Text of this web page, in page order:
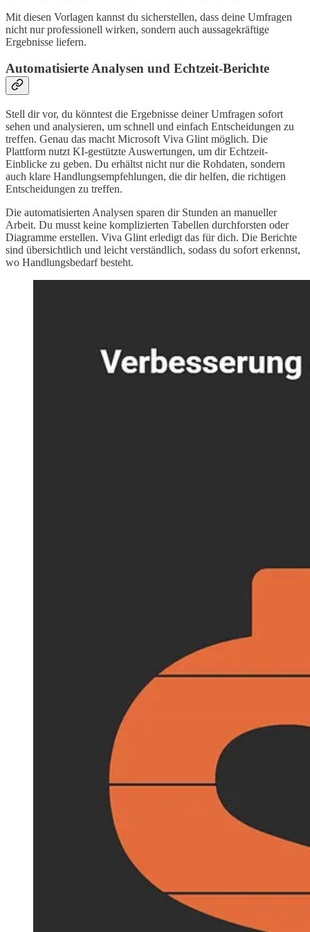
Mit diesen Vorlagen kannst du sicherstellen, dass deine Umfragen
nicht nur professionell wirken, sondern auch aussagekräftige
Ergebnisse liefern.
Automatisierte Analysen und Echtzeit-Berichte
Stell dir vor, du könntest die Ergebnisse deiner Umfragen sofort
sehen und analysieren, um schnell und einfach Entscheidungen zu
treffen. Genau das macht Microsoft Viva Glint möglich. Die
Plattform nutzt KI-gestützte Auswertungen, um dir Echtzeit-
Einblicke zu geben. Du erhältst nicht nur die Rohdaten, sondern
auch klare Handlungsempfehlungen, die dir helfen, die richtigen
Entscheidungen zu treffen.
Die automatisierten Analysen sparen dir Stunden an manueller
Arbeit. Du musst keine komplizierten Tabellen durchforsten oder
Diagramme erstellen. Viva Glint erledigt das für dich. Die Berichte
sind übersichtlich und leicht verständlich, sodass du sofort erkennst,
wo Handlungsbedarf besteht.